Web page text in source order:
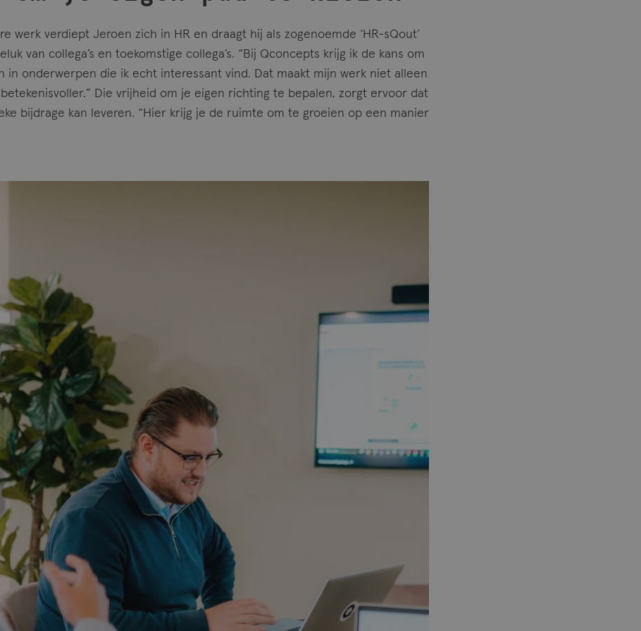
werk verdiept Jeroen zich in HR en draagt hij als zogenoemde ‘HR-sQout’
van collega’s en toekomstige collega’s. “Bij Qconcepts krijg ik de kans om
in onderwerpen die ik echt interessant vind. Dat maakt mijn werk niet alleen
betekenisvoller.” Die vrijheid om je eigen richting te bepalen, zorgt ervoor dat
bijdrage kan leveren. “Hier krijg je de ruimte om te groeien op een manier